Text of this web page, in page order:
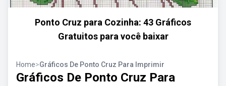
Ponto Cruz para Cozinha: 43 Gráficos
Gratuitos para você baixar
Home>Gráficos De Ponto Cruz Para Imprimir
Gráficos De Ponto Cruz Para